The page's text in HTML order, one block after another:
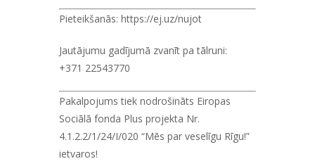
Pieteikšanās: https://ej.uz/nujot
Jautājumu gadījumā zvanīt pa tālruni:
+371 22543770
Pakalpojums tiek nodrošināts Eiropas
Sociālā fonda Plus projekta Nr.
4.1.2.2/1/24/I/020 “Mēs par veselīgu Rīgu!”
ietvaros!